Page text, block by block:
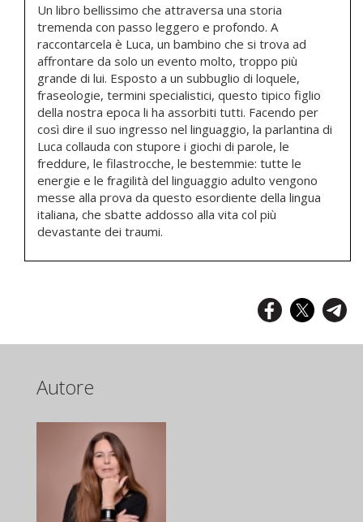
Un libro bellissimo che attraversa una storia
tremenda con passo leggero e profondo. A
raccontarcela è Luca, un bambino che si trova ad
affrontare da solo un evento molto, troppo più
grande di lui. Esposto a un subbuglio di loquele,
fraseologie, termini specialistici, questo tipico figlio
della nostra epoca li ha assorbiti tutti. Facendo per
così dire il suo ingresso nel linguaggio, la parlantina di
Luca collauda con stupore i giochi di parole, le
freddure, le filastrocche, le bestemmie: tutte le
energie e le fragilità del linguaggio adulto vengono
messe alla prova da questo esordiente della lingua
italiana, che sbatte addosso alla vita col più
devastante dei traumi.
Autore